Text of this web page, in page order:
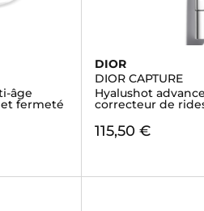
âge
fermeté
DIOR
DIOR CAPTURE
Hyalushot
correcteur de
115,50 €